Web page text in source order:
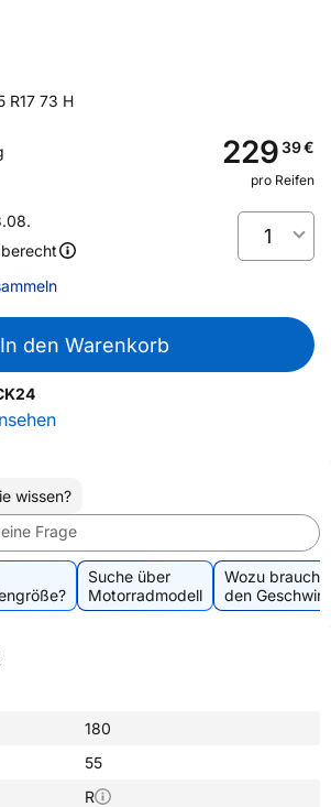
R17 73 H
22939€
pro Reifen
1
In den Warenkorb
wissen?
Frage
Suche über
Motorradmodell
Wozu
den
180
55
R